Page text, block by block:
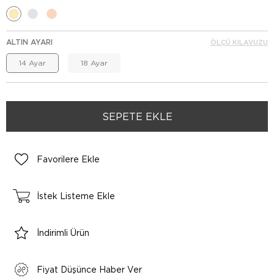
ALTIN AYARI
14 Ayar 18 Ayar
ÖLÇÜ KILAVUZU
Favorilere Ekle
İstek Listeme Ekle
İndirimli Ürün
Fiyat Düşünce Haber Ver